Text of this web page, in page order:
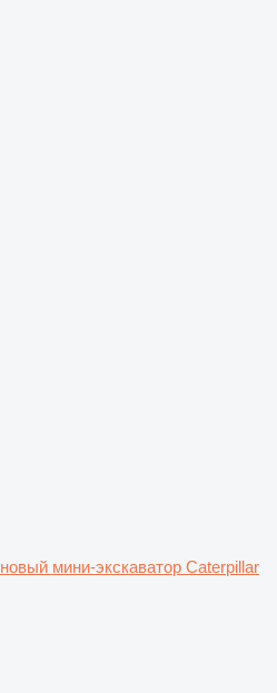
новый мини-экскаватор Caterpillar